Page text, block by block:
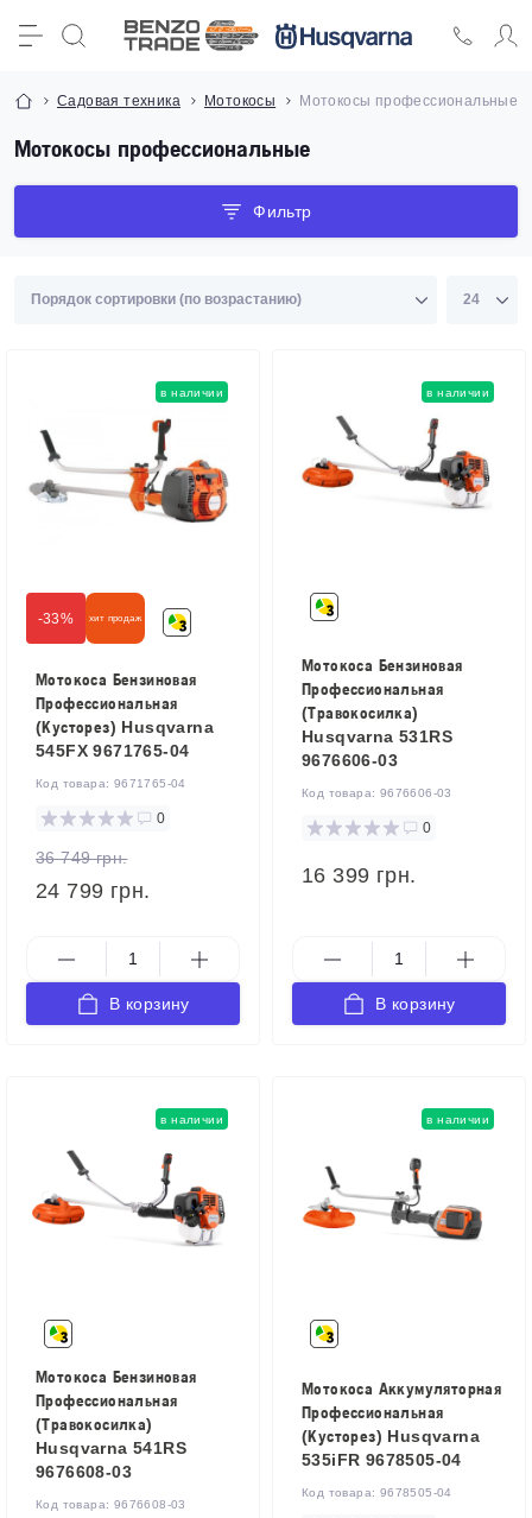
Садовая техника Мотокосы Мотокосы профессиональные
Мотокосы профессиональные
Фильтр
-33%
в наличии
хит продаж
Мотокоса Бензиновая
Профессиональная
(Кусторез) Husqvarna
545FX 9671765-04
Код товара: 9671765-04
0
36 749 грн.
24 799 грн.
В корзину
в наличии
Мотокоса Бензиновая
Профессиональная
(Травокосилка)
Husqvarna 531RS
9676606-03
Код товара: 9676606-03
0
16 399 грн.
В корзину
в наличии
Мотокоса Бензиновая
Профессиональная
(Травокосилка)
Husqvarna 541RS
9676608-03
Код товара: 9676608-03
в наличии
Мотокоса Аккумуляторная
Профессиональная
(Кусторез) Husqvarna
535iFR 9678505-04
Код товара: 9678505-04